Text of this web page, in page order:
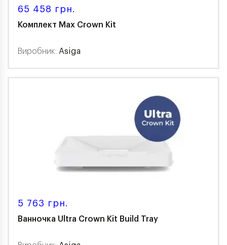
65 458 грн.
Комплект Max Crown Kit
Виробник: Asiga
5 763 грн.
Ванночка Ultra Crown Kit Build Tray